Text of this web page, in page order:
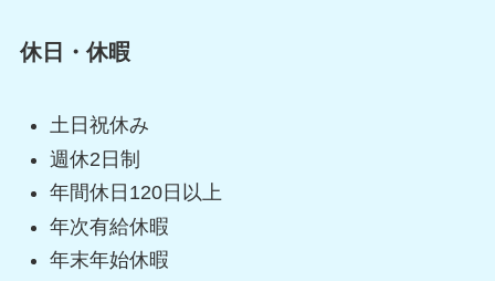
休日・休暇
土日祝休み
週休2日制
年間休日120日以上
年次有給休暇
年末年始休暇